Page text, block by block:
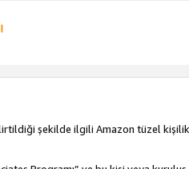
şekilde ilgili Amazon tüzel